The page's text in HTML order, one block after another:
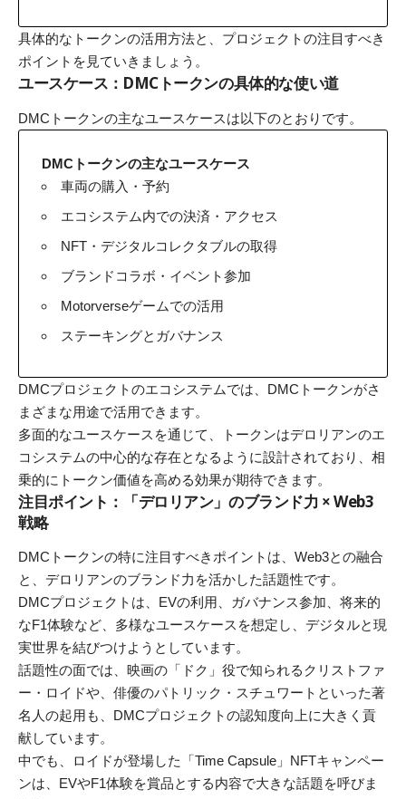
具体的なトークンの活用方法と、プロジェクトの注目すべき
ポイントを見ていきましょう。
ユースケース：DMCトークンの具体的な使い道
DMCトークンの主なユースケースは以下のとおりです。
DMCトークンの主なユースケース
車両の購入・予約
エコシステム内での決済・アクセス
NFT・デジタルコレクタブルの取得
ブランドコラボ・イベント参加
Motorverseゲームでの活用
ステーキングとガバナンス
DMCプロジェクトのエコシステムでは、DMCトークンがさ
まざまな用途で活用できます。
多面的なユースケースを通じて、トークンはデロリアンのエ
コシステムの中心的な存在となるように設計されており、相
乗的にトークン価値を高める効果が期待できます。
注目ポイント：「デロリアン」のブランド力 × Web3
戦略
DMCトークンの特に注目すべきポイントは、Web3との融合
と、デロリアンのブランド力を活かした話題性です。
DMCプロジェクトは、EVの利用、ガバナンス参加、将来的
なF1体験など、多様なユースケースを想定し、デジタルと現
実世界を結びつけようとしています。
話題性の面では、映画の「ドク」役で知られるクリストファ
ー・ロイドや、俳優のパトリック・スチュワートといった著
名人の起用も、DMCプロジェクトの認知度向上に大きく貢
献しています。
中でも、ロイドが登場した「Time Capsule」NFTキャンペー
ンは、EVやF1体験を賞品とする内容で大きな話題を呼びま